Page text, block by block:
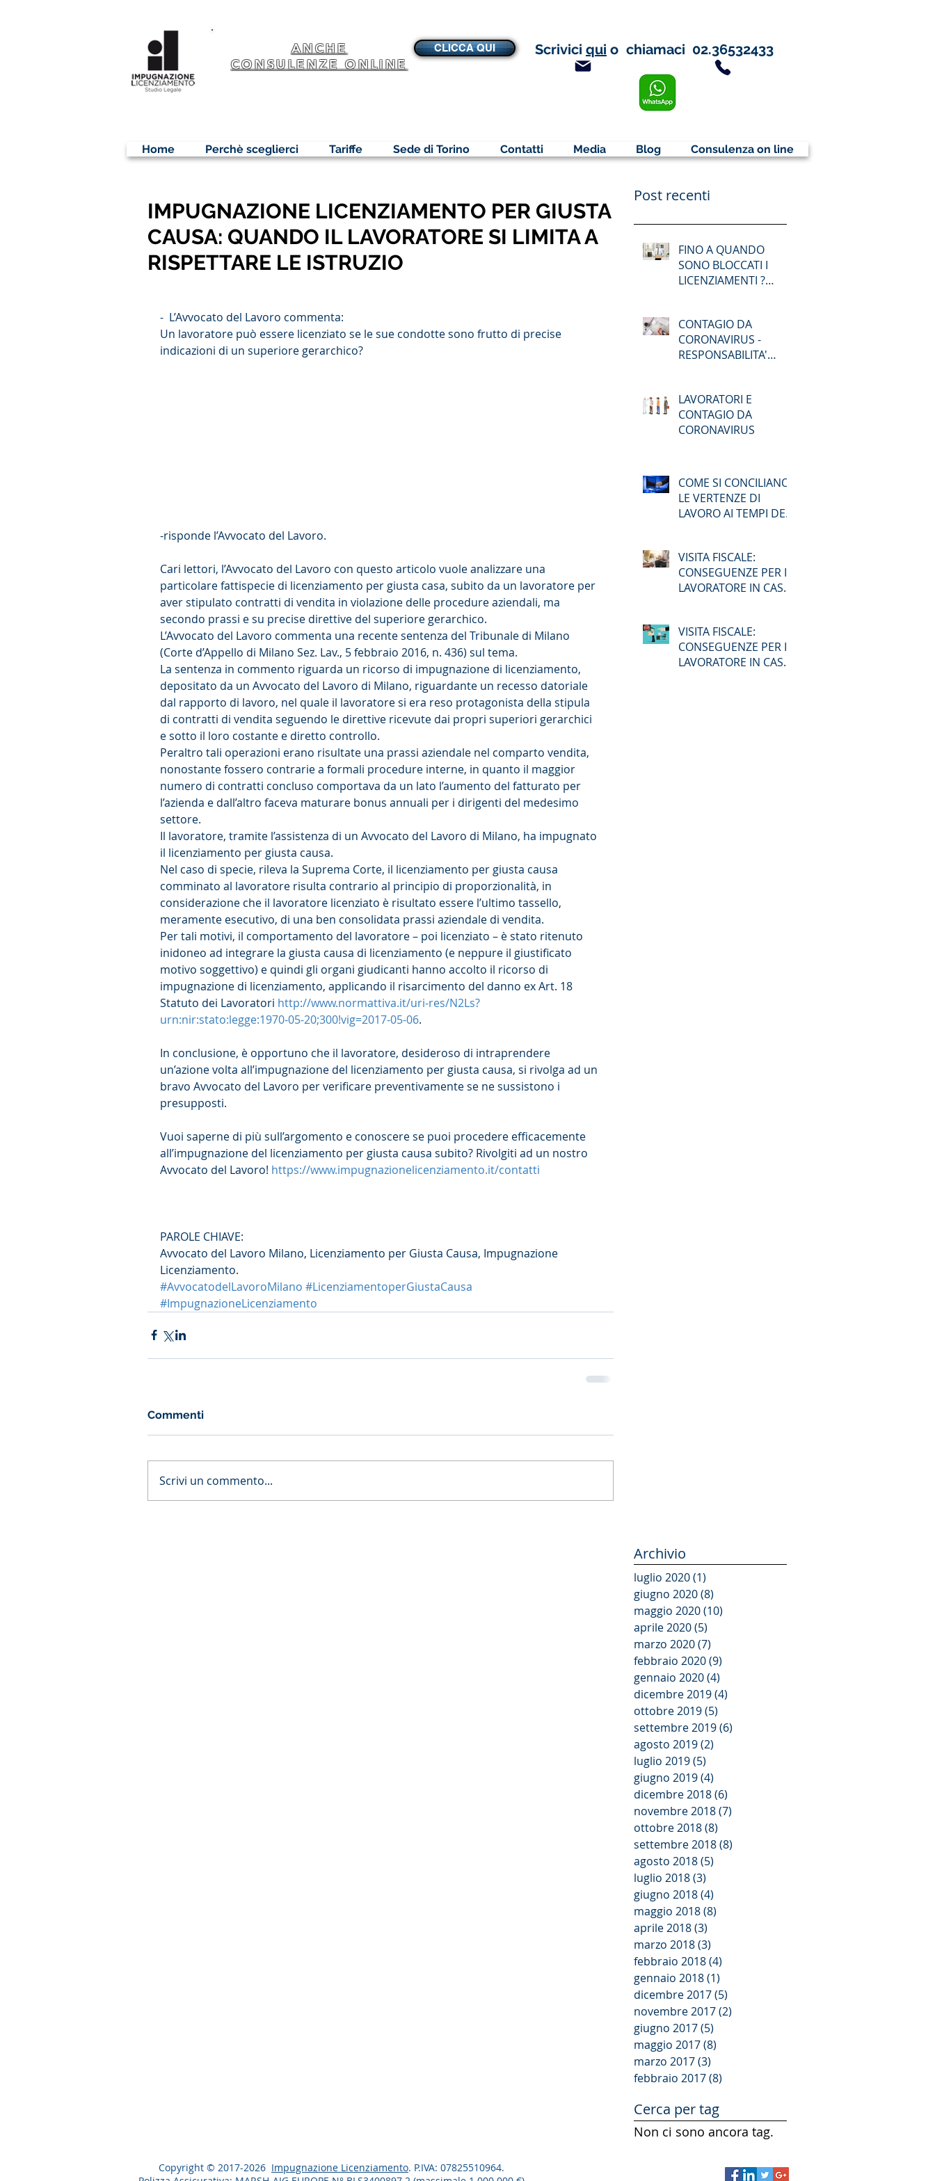
CLICCA QUI
ANCHE
CONSULENZE ONLINE
Scrivici qui o chiamaci 02.36532433
Home Perchè sceglierci Tariffe Sede di Torino Contatti Media Blog Consulenza on line
IMPUGNAZIONE LICENZIAMENTO PER GIUSTA
CAUSA: QUANDO IL LAVORATORE SI LIMITA A
RISPETTARE LE ISTRUZIO
-  L’Avvocato del Lavoro commenta:
Un lavoratore può essere licenziato se le sue condotte sono frutto di precise
indicazioni di un superiore gerarchico?
-risponde l’Avvocato del Lavoro.
Cari lettori, l’Avvocato del Lavoro con questo articolo vuole analizzare una
particolare fattispecie di licenziamento per giusta casa, subito da un lavoratore per
aver stipulato contratti di vendita in violazione delle procedure aziendali, ma
secondo prassi e su precise direttive del superiore gerarchico.
L’Avvocato del Lavoro commenta una recente sentenza del Tribunale di Milano
(Corte d’Appello di Milano Sez. Lav., 5 febbraio 2016, n. 436) sul tema.
La sentenza in commento riguarda un ricorso di impugnazione di licenziamento,
depositato da un Avvocato del Lavoro di Milano, riguardante un recesso datoriale
dal rapporto di lavoro, nel quale il lavoratore si era reso protagonista della stipula
di contratti di vendita seguendo le direttive ricevute dai propri superiori gerarchici
e sotto il loro costante e diretto controllo.
Peraltro tali operazioni erano risultate una prassi aziendale nel comparto vendita,
nonostante fossero contrarie a formali procedure interne, in quanto il maggior
numero di contratti concluso comportava da un lato l’aumento del fatturato per
l’azienda e dall’altro faceva maturare bonus annuali per i dirigenti del medesimo
settore.
Il lavoratore, tramite l’assistenza di un Avvocato del Lavoro di Milano, ha impugnato
il licenziamento per giusta causa.
Nel caso di specie, rileva la Suprema Corte, il licenziamento per giusta causa
comminato al lavoratore risulta contrario al principio di proporzionalità, in
considerazione che il lavoratore licenziato è risultato essere l’ultimo tassello,
meramente esecutivo, di una ben consolidata prassi aziendale di vendita.
Per tali motivi, il comportamento del lavoratore – poi licenziato – è stato ritenuto
inidoneo ad integrare la giusta causa di licenziamento (e neppure il giustificato
motivo soggettivo) e quindi gli organi giudicanti hanno accolto il ricorso di
impugnazione di licenziamento, applicando il risarcimento del danno ex Art. 18
Statuto dei Lavoratori http://www.normattiva.it/uri-res/N2Ls?
urn:nir:stato:legge:1970-05-20;300!vig=2017-05-06.
In conclusione, è opportuno che il lavoratore, desideroso di intraprendere
un’azione volta all’impugnazione del licenziamento per giusta causa, si rivolga ad un
bravo Avvocato del Lavoro per verificare preventivamente se ne sussistono i
presupposti.
Vuoi saperne di più sull’argomento e conoscere se puoi procedere efficacemente
all’impugnazione del licenziamento per giusta causa subito? Rivolgiti ad un nostro
Avvocato del Lavoro! https://www.impugnazionelicenziamento.it/contatti
PAROLE CHIAVE:
Avvocato del Lavoro Milano, Licenziamento per Giusta Causa, Impugnazione
Licenziamento.
#AvvocatodelLavoroMilano #LicenziamentoperGiustaCausa
#ImpugnazioneLicenziamento
Commenti
Scrivi un commento...
Post recenti
FINO A QUANDO
SONO BLOCCATI I
LICENZIAMENTI ?
AD AGOSTO
CONTAGIO DA
CORONAVIRUS -
RESPONSABILITA'
LAVORATORI E
CONTAGIO DA
CORONAVIRUS
COME SI CONCILIANO
LE VERTENZE DI
LAVORO AI TEMPI DEL
VISITA FISCALE:
CONSEGUENZE PER IL
LAVORATORE IN CASO
VISITA FISCALE:
CONSEGUENZE PER IL
LAVORATORE IN CASO
Archivio
luglio 2020(1)
giugno 2020(8)
maggio 2020(10)
aprile 2020(5)
marzo 2020(7)
febbraio 2020(9)
gennaio 2020(4)
dicembre 2019(4)
ottobre 2019(5)
settembre 2019(6)
agosto 2019(2)
luglio 2019(5)
giugno 2019(4)
dicembre 2018(6)
novembre 2018(7)
ottobre 2018(8)
settembre 2018(8)
agosto 2018(5)
luglio 2018(3)
giugno 2018(4)
maggio 2018(8)
aprile 2018(3)
marzo 2018(3)
febbraio 2018(4)
gennaio 2018(1)
dicembre 2017(5)
novembre 2017(2)
giugno 2017(5)
maggio 2017(8)
marzo 2017(3)
febbraio 2017(8)
Cerca per tag
Non ci sono ancora tag.
Copyright © 2017-2026 Impugnazione Licenziamento. P.IVA: 07825510964.